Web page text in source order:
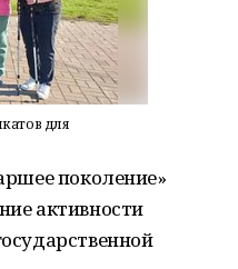
для
поколение»
активности